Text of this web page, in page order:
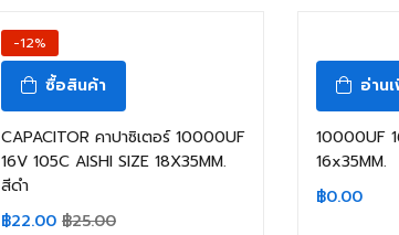
-12%
ซื้อสินค้า
CAPACITOR คาปาซิเตอร์ 10000UF
16V 105C AISHI SIZE 18X35MM.
สีดำ
฿22.00 ฿25.00
อ่าน
10000UF
16x35MM.
฿0.00